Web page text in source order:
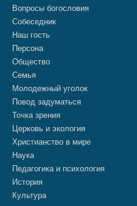
Вопросы богословия
Собеседник
Наш гость
Персона
Общество
Семья
Молодежный уголок
Повод задуматься
Точка зрения
Церковь и экология
Христианство в мире
Наука
Педагогика и психология
История
Культура